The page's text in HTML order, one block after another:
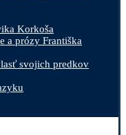
Korkoša
a prózy Františka
svojich predkov